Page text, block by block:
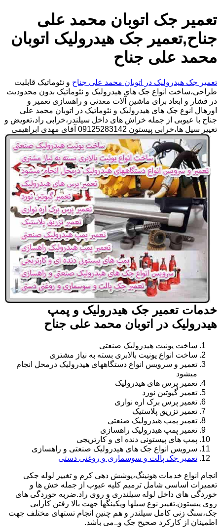
تعمیر جک اتوبان محمد علی
جناح,تعمیر جک هیدرولیک اتوبان
محمد علی جناح
تعمیر جک هیدرولیک در اتوبان محمد علی جناح و نئوماتیک قابلیت
طراحی،ساخت انواع جک های هیدرولیک و نئوماتیک بدون محدودیت
در فشار و ابعاد برای ماشین آلات معدنی و راهسازی تعمیر و
اورهال انوع جک های هیدرولیک و نئوماتیک در اتوبان محمد علی
جناح با عیوبی از جمله خراش های داخل سیلندر،خرابی راد،تعویض و
تغییر سیل ها،خرابی پیستون 09125283142 آقای مهدی ابراهیمی
خدمات تعمیر جک هیدرولیک و پمپ
هیدرولیک در اتوبان محمد علی جناح
ساخت یونیت هیدرولیک صنعتی
ساخت انواع یونیت بالابری بسته به نیاز مشتری
تعمیر و سرویس انواع دستگاههای هیدرولیک درمحل انجام
میشود
تعمیر پرس های هیدرولیک
تعمیر گیوتین نورد
تعمیر پرس برک اره نواری
تعمیر تزریق پلاستیک
تعمیر پمپ هیدرولیک صنعتی
تعمیر پمپ هیدرولیک راهسازی
پمپ های پیستونی دنده ای و کارتریجی
سرویس انواع جک های هیدرولیک صنعتی و راهسازی
تعمیر جک پالت و سوسماری و روغنی دستی
انجام انواع خدمات هونینگ،پوشش دهی کرم و تغییر لوله جکی
تعمیرات اساسی شامل ترمیم کلیه عیوب از جمله خش ها و
خوردگی های داخل لوله سیلندری و روی راد.ضربه خوردگی های
روی پیستون.تغییر نوع سیلها وپکینگها جهت بالا رفتن کارایی
جک،سنگ زنی کامل سیلندر و هم چنین انجام تستهای مختلف جهت
اطمینان از کارکرد صحیح جک و..می باشد.